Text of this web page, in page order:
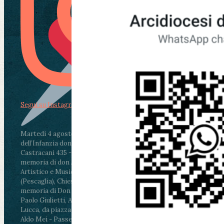
Martedì 4 agosto2026
ore 11:30 - Lucca, Scuola
dell’Infanzia don Aldo Mei - Viale Castruccio
Castracani 435 - Inaugurazione murales in
memoria di don Aldo Mei curato dal Liceo
Artistico e Musicale “Passaglia”
ore 18 - Fiano
(Pescaglia), Chiesa parrocchiale - Messa in
memoria di Don Aldo Mei celebrata da mons.
Paolo Giulietti, Arcivescovo di Lucca
ore 20.30 -
Lucca, da piazza San Michele al Cippo di don
Aldo Mei - Passeggiata della Memoria in alcuni
Segui su Instagram